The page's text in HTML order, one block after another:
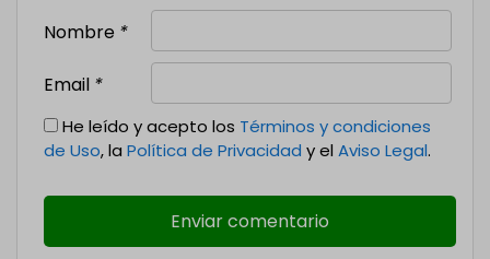
Nombre *
Email *
He leído y acepto los Términos y condiciones
de Uso, la Política de Privacidad y el Aviso Legal.